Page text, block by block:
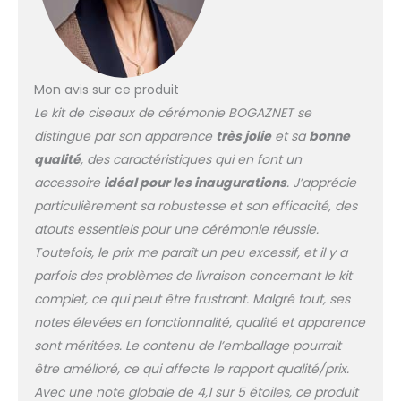
coupe de ruban rouge,
ciseaux de coupe de
ruban rouge, ciseaux
pour la coupe de ruban
Les grands ciseaux
pour la cérémonie de
coupe de ruban ont
une taille et un design
impressionnants qui les
rendent visibles et
mémorables pour les
invités et les
cérémonie. Les grands
ciseaux de coupe de
ruban sont fabriqués
en acier inoxydable
avec des poignées en
Mon avis sur ce produit
Le kit de ciseaux de cérémonie BOGAZNET se
distingue par son apparence très jolieet sa bonne
qualité, des caractéristiques qui en font un
accessoire idéal pour les inaugurations. J’apprécie
particulièrement sa robustesse et son efficacité, des
atouts essentiels pour une cérémonie réussie.
Toutefois, le prix me paraît un peu excessif, et il y a
parfois des problèmes de livraison concernant le kit
complet, ce qui peut être frustrant. Malgré tout, ses
notes élevées en fonctionnalité, qualité et apparence
sont méritées. Le contenu de l’emballage pourrait
être amélioré, ce qui affecte le rapport qualité/prix.
Avec une note globale de 4,1 sur 5 étoiles, ce produit